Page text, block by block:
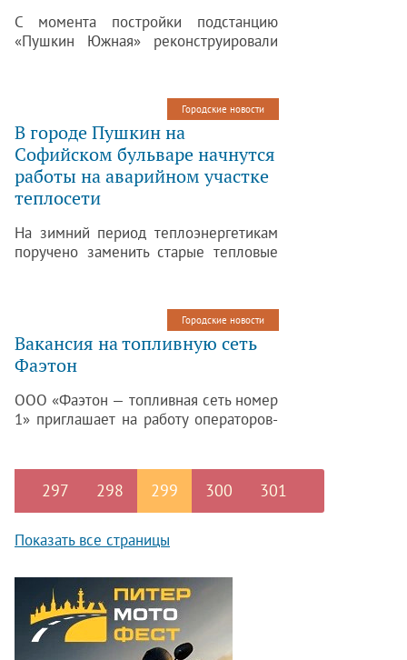
Разобраться в том, как заранее
подготовиться к самому яркому
С момента постройки подстанцию
«Пушкин Южная» реконструировали
Городские новости
В городе Пушкин на
Софийском бульваре начнутся
работы на аварийном участке
теплосети
На зимний период теплоэнергетикам
поручено заменить старые тепловые
временный трубопровод.
Городские новости
Вакансия на топливную сеть
Фаэтон
ООО «Фаэтон — топливная сеть номер
1» приглашает на работу операторов-
Бесплатное обучение; Сменный
график работы
Телефон: 8 (812) 334- 94–74; 8-901-
311-42-78Адрес
(15 мин на автобусе от г. Пушкин)
297 298 299 300 301
Показать все страницы